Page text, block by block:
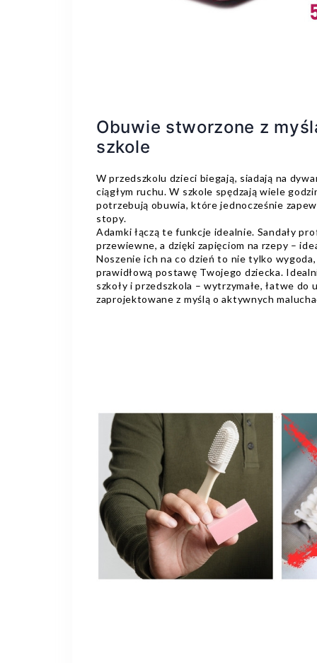
Obuwie stworzone z
szkole
W przedszkolu dzieci biegają, siadają na
ciągłym ruchu. W szkole spędzają wiele
potrzebują obuwia, które jednocześnie
stopy.
Adamki łączą te funkcje idealnie. Sandały
przewiewne, a dzięki zapięciom na rzepy –
Noszenie ich na co dzień to nie tylko
prawidłową postawę Twojego dziecka.
szkoły i przedszkola – wytrzymałe, łatwe do
zaprojektowane z myślą o aktywnych